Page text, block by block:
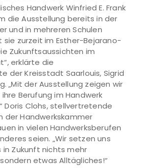
Handwerk Winfried E. Frank
die Ausstellung bereits in der
und in mehreren Schulen
sie zurzeit im Esther-Bejarano-
Zukunftsaussichten im
erklärte die
der Kreisstadt Saarlouis, Sigrid
„Mit der Ausstellung zeigen wir
Berufung im Handwerk
Doris Clohs, stellvertretende
der Handwerkskammer
in vielen Handwerksberufen
seien. „Wir setzen uns
in Zukunft nichts mehr
etwas Alltägliches!“